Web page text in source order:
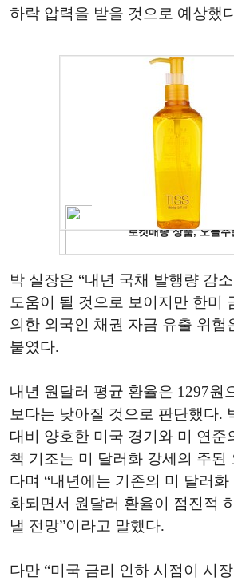
하락 압력을 받을 것으로 예상했
박 실장은 “내년 국채 발행량 감
도움이 될 것으로 보이지만 한미
의한 외국인 채권 자금 유출 위험
붙였다.
내년 원달러 평균 환율은 1297원
보다는 낮아질 것으로 판단했다.
대비 양호한 미국 경기와 미 연준
책 기조는 미 달러화 강세의 주된
다며 “내년에는 기존의 미 달러
화되면서 원달러 환율이 점진적
낼 전망”이라고 말했다.
다만 “미국 금리 인하 시점이 시